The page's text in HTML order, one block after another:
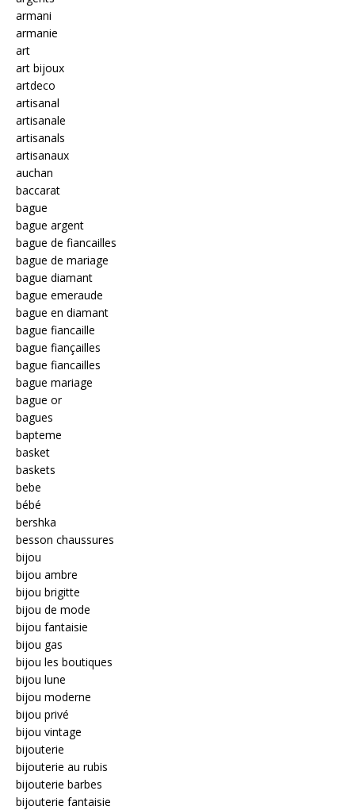
armani
armanie
art
art bijoux
artdeco
artisanal
artisanale
artisanals
artisanaux
auchan
baccarat
bague
bague argent
bague de fiancailles
bague de mariage
bague diamant
bague emeraude
bague en diamant
bague fiancaille
bague fiançailles
bague fiancailles
bague mariage
bague or
bagues
bapteme
basket
baskets
bebe
bébé
bershka
besson chaussures
bijou
bijou ambre
bijou brigitte
bijou de mode
bijou fantaisie
bijou gas
bijou les boutiques
bijou lune
bijou moderne
bijou privé
bijou vintage
bijouterie
bijouterie au rubis
bijouterie barbes
bijouterie fantaisie